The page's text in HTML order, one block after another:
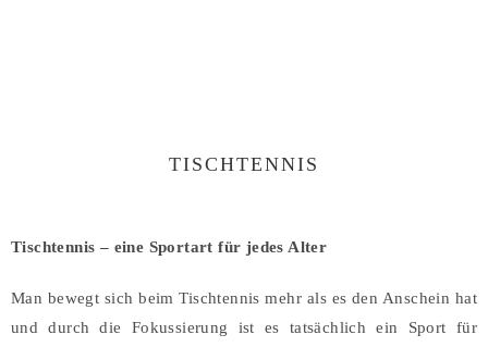
TISCHTENNIS
Tischtennis – eine Sportart für jedes Alter
Man bewegt sich beim Tischtennis mehr als es den Anschein hat
und durch die Fokussierung ist es tatsächlich ein Sport für